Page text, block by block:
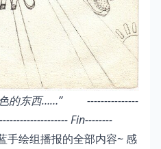
的东西……”
---------------
Fin--------
手绘组播报的全部内容~ 感